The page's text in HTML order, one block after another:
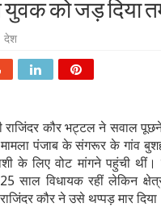
को जड़ दिया
देश
राजिंदर कौर भट्टल ने सवाल
पंजाब के संगरूर के गांव
के लिए वोट मांगने पहुंची
साल विधायक रहीं लेकिन
कौर ने उसे थप्पड़ मार